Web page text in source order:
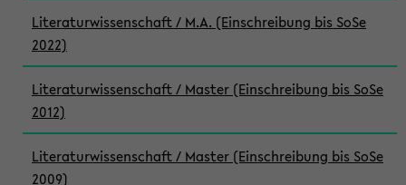
Literaturwissenschaft / M.A. (Einschreibung bis SoSe
2022)
Literaturwissenschaft / Master (Einschreibung bis SoSe
2012)
Literaturwissenschaft / Master (Einschreibung bis SoSe
2009)